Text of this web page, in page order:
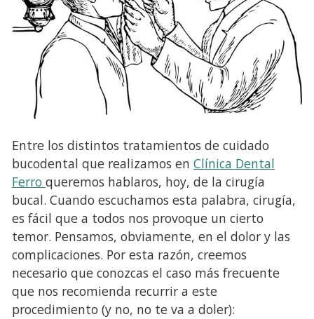
Entre los distintos tratamientos de cuidado
bucodental que realizamos en Clínica Dental
Ferro queremos hablaros, hoy, de la cirugía
bucal. Cuando escuchamos esta palabra, cirugía,
es fácil que a todos nos provoque un cierto
temor. Pensamos, obviamente, en el dolor y las
complicaciones. Por esta razón, creemos
necesario que conozcas el caso más frecuente
que nos recomienda recurrir a este
procedimiento (y no, no te va a doler):